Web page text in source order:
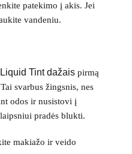
patekimo į akis. Jei
vandeniu.
Tint dažais pirmą
svarbus žingsnis, nes
odos ir nusistovi į
pradės blukti.
makiažo ir veido